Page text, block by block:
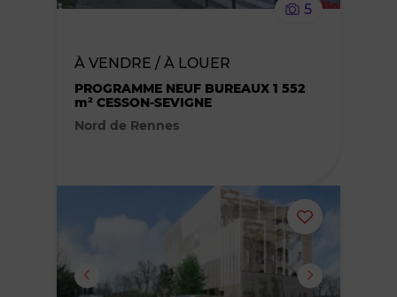
5
À VENDRE / À LOUER
PROGRAMME NEUF BUREAUX 1 552
m² CESSON-SEVIGNE
Nord de Rennes
Ajouter